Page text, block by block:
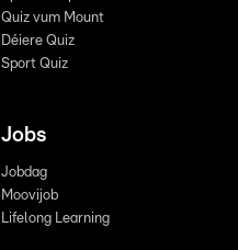
Quiz vum Mount
Déiere Quiz
Sport Quiz
Jobs
Jobdag
Moovijob
Lifelong Learning